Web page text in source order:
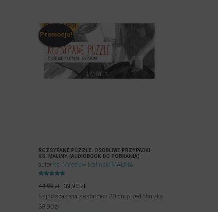
Promocja!
ROZSYPANE PUZZLE. OSOBLIWE PRZYPADKI
KS. MALINY (AUDIOBOOK DO POBRANIA)
autor ks. Mirosław Maliński MALINA
5.00
na 5.
44,90zł
Pierwotna
cena
39,90 złAktualna
cena
Najniższa cena z ostatnich 30 dni przed obniżką:
39,90 zł